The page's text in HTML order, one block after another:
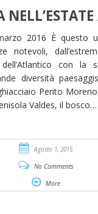
2016 È questo
notevoli,
con la
diversità
Perito
Valdes, il bosco…
Agosto 1, 2015
No Comments
More